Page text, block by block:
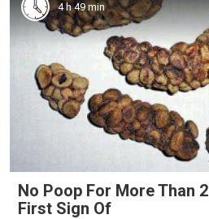
4 h 49 min
No Poop For More Than
First Sign Of